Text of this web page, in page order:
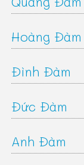
Hoàng Đàm
Đình Đàm
Đức Đàm
Anh Đàm